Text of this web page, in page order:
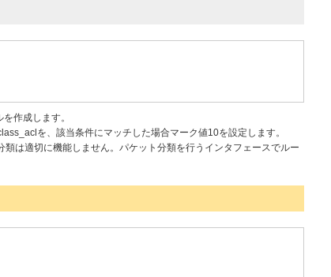
作成します。
を、該当条件にマッチした場合マーク値10を設定します。
は適切に機能しません。パケット分類を行うインタフェースでルー